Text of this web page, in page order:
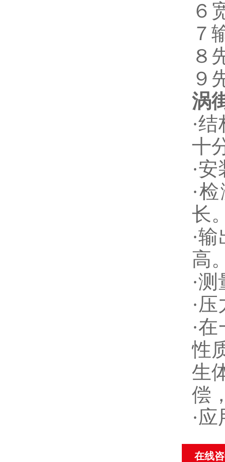
６
７
８
９
涡
·
十
·
·
长
·
高
·
·
·
性
生
偿
·
在线